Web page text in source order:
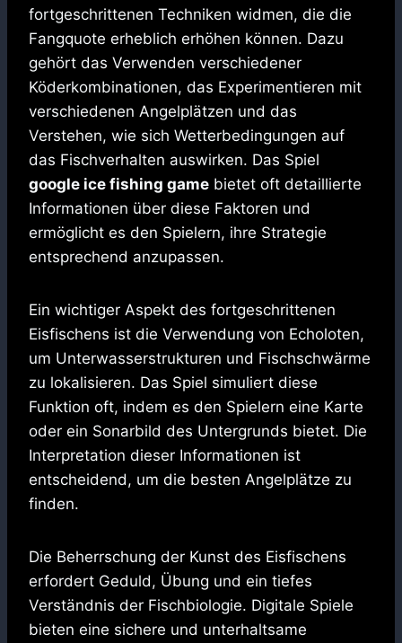
fortgeschrittenen Techniken widmen, die die
Fangquote erheblich erhöhen können. Dazu
gehört das Verwenden verschiedener
Köderkombinationen, das Experimentieren mit
verschiedenen Angelplätzen und das
Verstehen, wie sich Wetterbedingungen auf
das Fischverhalten auswirken. Das Spiel
google ice fishing game bietet oft detaillierte
Informationen über diese Faktoren und
ermöglicht es den Spielern, ihre Strategie
entsprechend anzupassen.
Ein wichtiger Aspekt des fortgeschrittenen
Eisfischens ist die Verwendung von Echoloten,
um Unterwasserstrukturen und Fischschwärme
zu lokalisieren. Das Spiel simuliert diese
Funktion oft, indem es den Spielern eine Karte
oder ein Sonarbild des Untergrunds bietet. Die
Interpretation dieser Informationen ist
entscheidend, um die besten Angelplätze zu
finden.
Die Beherrschung der Kunst des Eisfischens
erfordert Geduld, Übung und ein tiefes
Verständnis der Fischbiologie. Digitale Spiele
bieten eine sichere und unterhaltsame